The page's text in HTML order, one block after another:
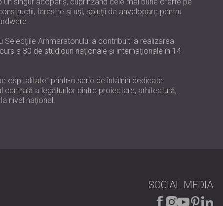
SOUTH AFRICA | ZA
ferestre și uși, soluții de anvelopare pentru
Selecțiile Arhmaratonului a contribuit la realizarea
a 30 de studiouri naționale și internaționale în 14
ospitalitate” printr-o serie de întâlniri dedicate
centrală a legăturilor dintre proiectare, arhitectură,
nivel național.
SOCIAL MEDIA